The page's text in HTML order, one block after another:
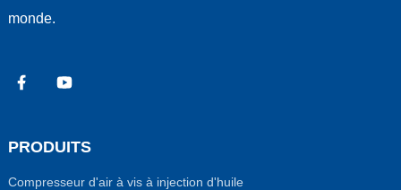
monde.
PRODUITS
Compresseur d'air à vis à injection d'huile